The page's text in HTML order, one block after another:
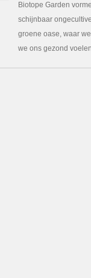
Biotope Garden
schijnbaar
groene oase, waar
we ons gezond